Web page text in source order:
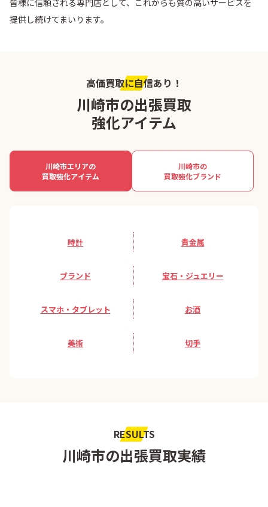
皆様に信頼される専門店として、これからも質の高いサービスを
提供し続けてまいります。
高価買取に自信あり！
川崎市の出張買取
強化アイテム
川崎市エリアの
買取強化アイテム
川崎市の
買取強化ブランド
時計 貴金属
ブランド 宝石・ジュエリー
スマホ・タブレット お酒
美術 切手
RESULTS
川崎市の出張買取実績